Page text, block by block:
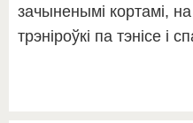
зачыненымі кортамі,
трэніроўкі па тэнісе і